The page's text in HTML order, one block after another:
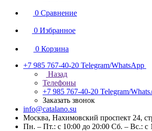
0 Сравнение
0 Избранное
0 Корзина
+7 985 767-40-20 Telegram/WhatsApp
Назад
Телефоны
+7 985 767-40-20 Telegram/
Заказать звонок
info@catalano.su
Москва, Нахимовский проспект 24,
Пн. – Пт.: с 10:00 до 20:00 Сб. – Вс.: с